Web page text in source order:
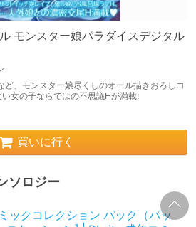
モンスター娘パラダイスデジタル
ど、モンスター娘尽くしのオール描きおろしコ
女の子ならではの不思議Hが満載!
買いに行く
ソロジー
ックコレクション パック（パッ